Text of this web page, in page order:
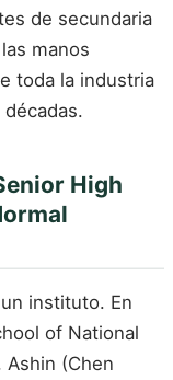
de secundaria
manos
toda la industria
High
instituto. En
of National
Ashin (Chen